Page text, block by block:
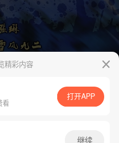
App免费看
精彩内容
看
打开APP
继续